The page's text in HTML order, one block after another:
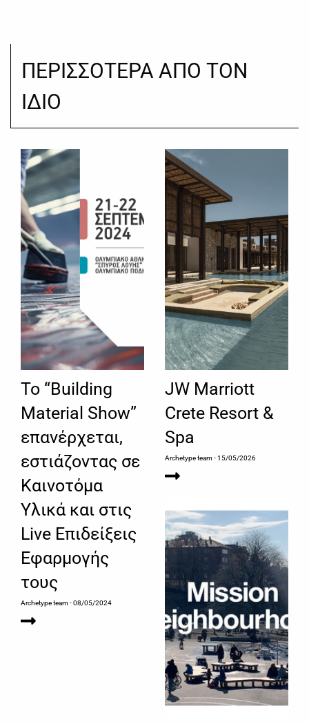
ΠΕΡΙΣΣΟΤΕΡΑ ΑΠΟ ΤΟΝ
ΙΔΙΟ
Το “Building
Material Show”
επανέρχεται,
εστιάζοντας σε
Καινοτόμα
Υλικά και στις
Live Επιδείξεις
Εφαρμογής
τους
Archetype team- 08/05/2024
JW Marriott
Crete Resort &
Spa
Archetype team- 15/05/2026